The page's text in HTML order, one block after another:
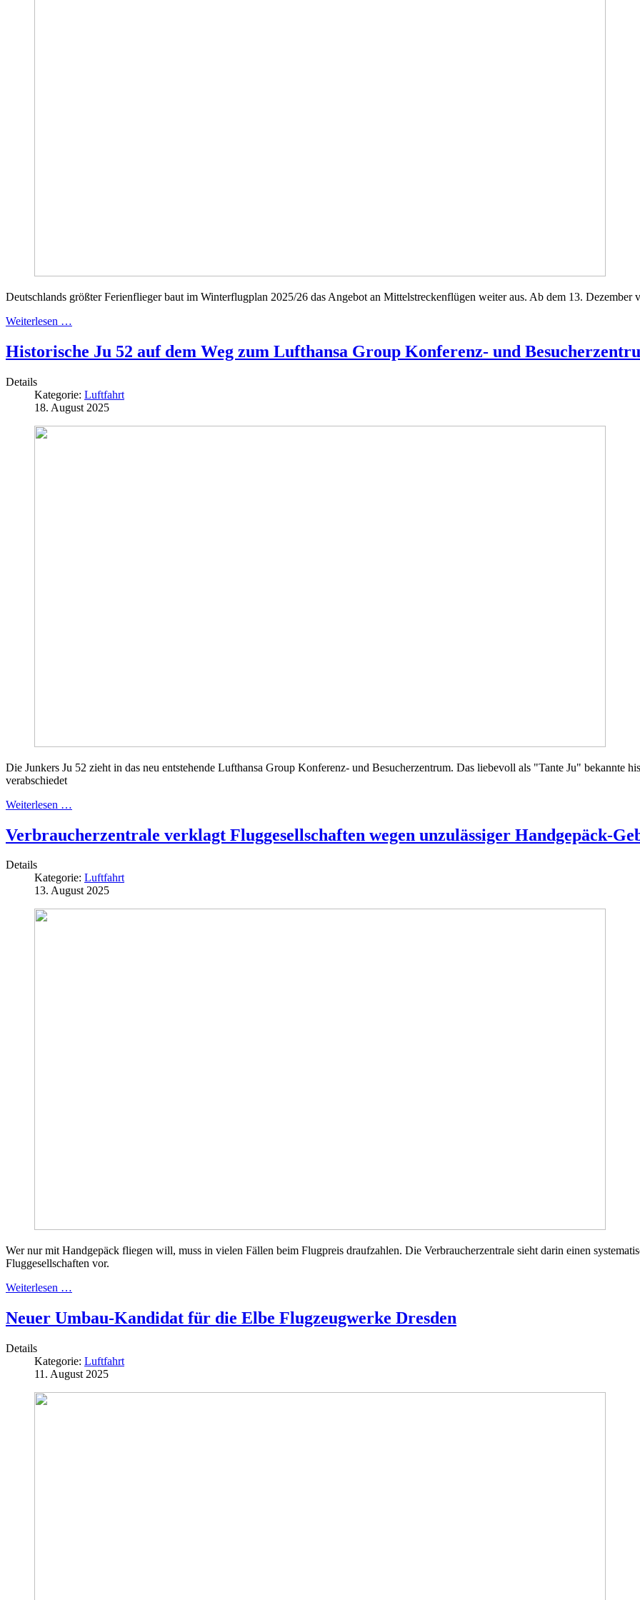
Deutschlands größter Ferienflieger baut im Winterflugplan 2025/26 das Angebot an Mittelstreckenflügen weiter aus. Ab dem 13.
Weiterlesen …
Historische Ju 52 auf dem Weg zum Lufthansa Group Konferenz- und
Details
Kategorie: Luftfahrt
18. August 2025
Die Junkers Ju 52 zieht in das neu entstehende Lufthansa Group Konferenz- und Besucherzentrum. Das liebevoll als "Tante Ju" bekannte
verabschiedet
Weiterlesen …
Verbraucherzentrale verklagt Fluggesellschaften wegen unzulässiger Handgepäck-
Details
Kategorie: Luftfahrt
13. August 2025
Wer nur mit Handgepäck fliegen will, muss in vielen Fällen beim Flugpreis draufzahlen. Die Verbraucherzentrale sieht darin einen
Fluggesellschaften vor.
Weiterlesen …
Neuer Umbau-Kandidat für die Elbe Flugzeugwerke Dresden
Details
Kategorie: Luftfahrt
11. August 2025